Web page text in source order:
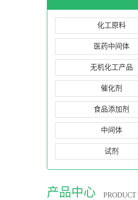
化工原料
医药中间体
无机化工产品
催化剂
食品添加剂
中间体
试剂
产品中心 PRODUCT